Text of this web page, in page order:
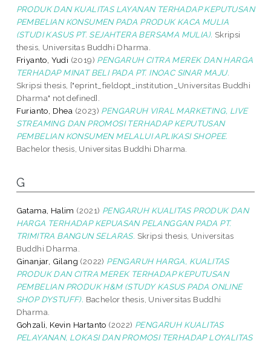
PRODUK DAN KUALITAS LAYANAN TERHADAP KEPUTUSAN
PEMBELIAN KONSUMEN PADA PRODUK KACA MULIA
(STUDI KASUS PT. SEJAHTERA BERSAMA MULIA). Skripsi
thesis, Universitas Buddhi Dharma.
Friyanto, Yudi (2019) PENGARUH CITRA MEREK DAN HARGA
TERHADAP MINAT BELI PADA PT. INOAC SINAR MAJU.
Skripsi thesis, ["eprint_fieldopt_institution_Universitas Buddhi
Dharma" not defined].
Furianto, Dhea (2023) PENGARUH VIRAL MARKETING, LIVE
STREAMING DAN PROMOSI TERHADAP KEPUTUSAN
PEMBELIAN KONSUMEN MELALUI APLIKASI SHOPEE.
Bachelor thesis, Universitas Buddhi Dharma.
G
Gatama, Halim (2021) PENGARUH KUALITAS PRODUK DAN
HARGA TERHADAP KEPUASAN PELANGGAN PADA PT.
TRIMITRA BANGUN SELARAS. Skripsi thesis, Universitas
Buddhi Dharma.
Ginanjar, Gilang (2022) PENGARUH HARGA, KUALITAS
PRODUK DAN CITRA MEREK TERHADAP KEPUTUSAN
PEMBELIAN PRODUK H&M (STUDY KASUS PADA ONLINE
SHOP DYSTUFF). Bachelor thesis, Universitas Buddhi
Dharma.
Gohzali, Kevin Hartanto (2022) PENGARUH KUALITAS
PELAYANAN, LOKASI DAN PROMOSI TERHADAP LOYALITAS